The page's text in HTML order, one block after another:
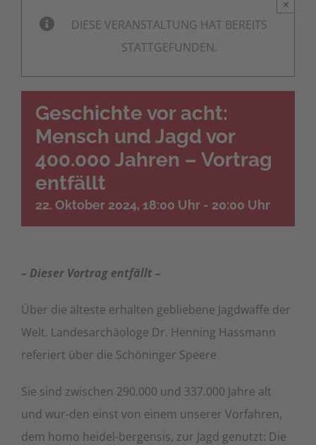
DIESE VERANSTALTUNG HAT BEREITS
STATTGEFUNDEN.
×
Geschichte vor acht:
Mensch und Jagd vor
400.000 Jahren – Vortrag
entfällt
22. Oktober 2024, 18:00 Uhr - 20:00 Uhr
– Dieser Vortrag entfällt –
Über die älteste erhalten gebliebene Jagdwaffe der
Welt. Landesarchäologe Dr. Henning Hassmann
referiert über die Schöninger Speere
Sie sind zwischen 290.000 und 337.000 Jahre alt
und wur-den einst von einem unserer Vorfahren,
dem homo heidel-bergensis, zur Jagd genutzt: Die